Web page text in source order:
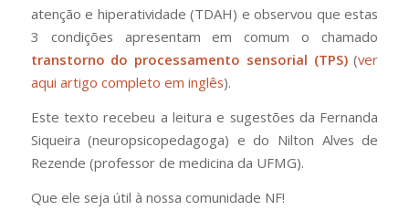
atenção e hiperatividade (TDAH) e observou que estas
3 condições apresentam em comum o chamado
transtorno do processamento sensorial (TPS)(ver
aqui artigo completo em inglês).
Este texto recebeu a leitura e sugestões da Fernanda
Siqueira (neuropsicopedagoga) e do Nilton Alves de
Rezende (professor de medicina da UFMG).
Que ele seja útil à nossa comunidade NF!